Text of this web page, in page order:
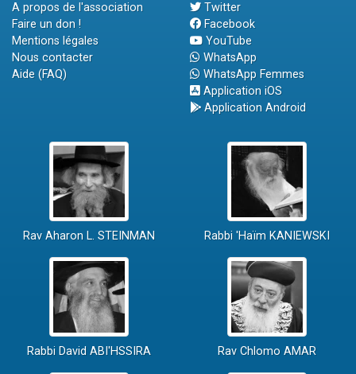
A propos de l'association
Faire un don !
Mentions légales
Nous contacter
Aide (FAQ)
Twitter
Facebook
YouTube
WhatsApp
WhatsApp Femmes
Application iOS
Application Android
Rav Aharon L. STEINMAN Rabbi 'Haïm KANIEWSKI
Rabbi David ABI'HSSIRA Rav Chlomo AMAR